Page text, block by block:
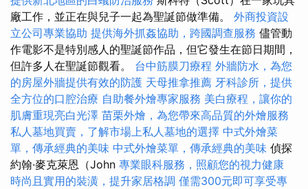
廠工作，並正在與兒子一起為聖誕節做準備。 外商投資設
立公司專業協助 提供海外抓姦協助，跨國調查服務 儘管動
作電影不是特別感人的聖誕節作品，但它發生在節日期間，
但許多人在聖誕節觀看。 台中筋膜刀療程 外牆防水，為您
的房屋外牆提供有效的防護 天母推拿推薦 牙科診所，提供
全方位的口腔治療 自助餐外燴專家服務 美白療程，讓你的
肌膚重現亮白光澤 苗栗外燴，為您帶來高品質的外燴服務
私人墓地買賣，了解市場上私人墓地的選擇 中式外燴菜
單，傳承經典的美味 中式外燴菜單，傳承經典的美味 偵探
約翰·麥克萊恩（John 專業眼科服務，照顧您的視力健康
時尚且實用的裝潢，提升家居格調 僅需300元即可享受專